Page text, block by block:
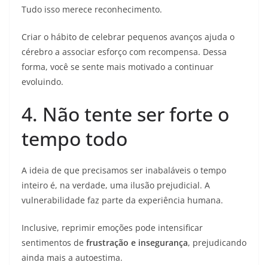
Tudo isso merece reconhecimento.
Criar o hábito de celebrar pequenos avanços ajuda o
cérebro a associar esforço com recompensa. Dessa
forma, você se sente mais motivado a continuar
evoluindo.
4. Não tente ser forte o
tempo todo
A ideia de que precisamos ser inabaláveis o tempo
inteiro é, na verdade, uma ilusão prejudicial. A
vulnerabilidade faz parte da experiência humana.
Inclusive, reprimir emoções pode intensificar
sentimentos de frustração e insegurança, prejudicando
ainda mais a autoestima.